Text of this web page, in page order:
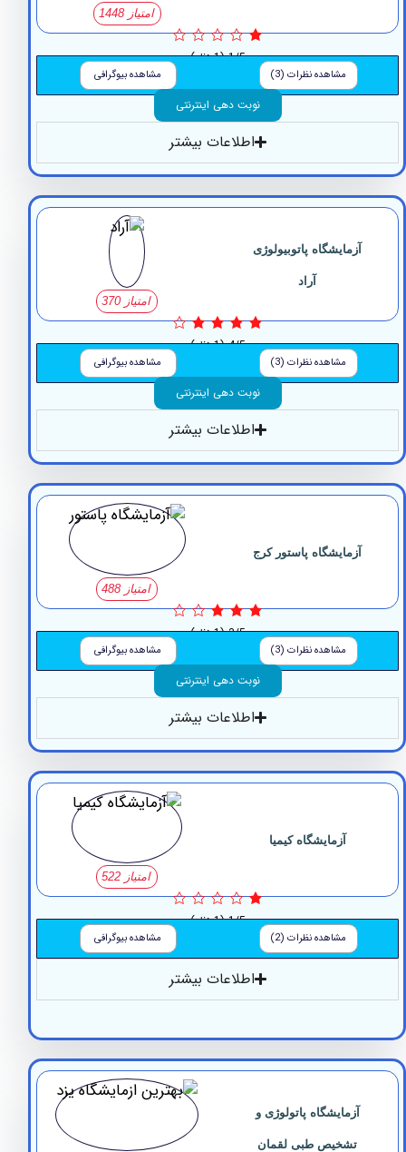
1/5 (1 نظر)
مشاهده نظرات (3) مشاهده بیوگرافی
نوبت دهی اینترنتی
اطلاعات بیشتر
پاتوبیولوژی
4/5 (1 نظر)
مشاهده نظرات (3) مشاهده بیوگرافی
نوبت دهی اینترنتی
اطلاعات بیشتر
پاستور کرج
3/5 (1 نظر)
مشاهده نظرات (3) مشاهده بیوگرافی
نوبت دهی اینترنتی
اطلاعات بیشتر
آزمایشگاه کیمیا
1/5 (1 نظر)
مشاهده نظرات (2) مشاهده بیوگرافی
اطلاعات بیشتر
آزمایشگاه پاتولوژی و
تشخیص طبی لقمان